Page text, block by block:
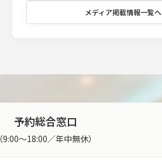
掲載されました。メディア掲載情報一覧へ
予約総合窓口
（9:00～18:00／年中無休）